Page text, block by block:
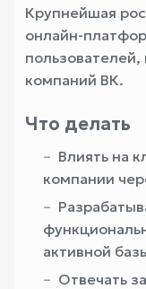
Крупнейшая
онлайн-
компаний ВК.
Что делать
Влиять на
компании
активной
Отвечать